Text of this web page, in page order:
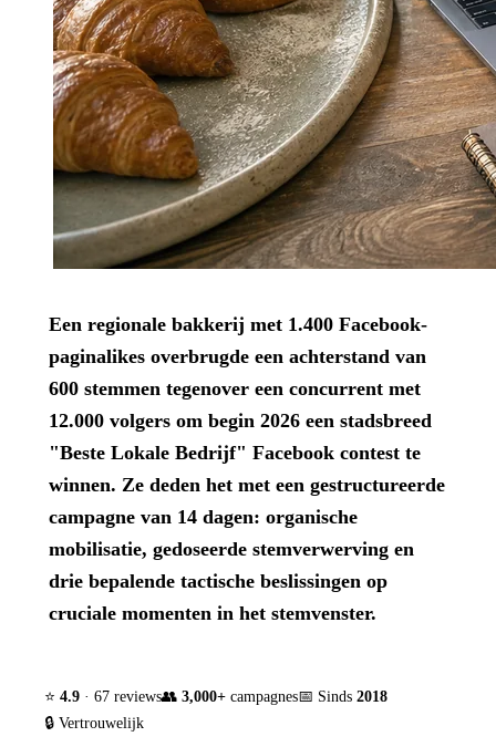
Een regionale bakkerij met 1.400 Facebook-
paginalikes overbrugde een achterstand van
600 stemmen tegenover een concurrent met
12.000 volgers om begin 2026 een stadsbreed
"Beste Lokale Bedrijf" Facebook contest te
winnen. Ze deden het met een gestructureerde
campagne van 14 dagen: organische
mobilisatie, gedoseerde stemverwerving en
drie bepalende tactische beslissingen op
cruciale momenten in het stemvenster.
⭐ 4.9 · 67 reviews👥 3,000+ campagnes📅 Sinds 2018
🔒 Vertrouwelijk